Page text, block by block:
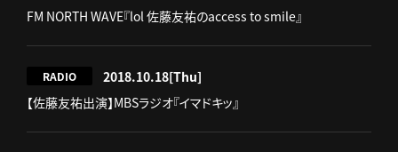
FM NORTH WAVE『lol 佐藤友祐のaccess to smile』
RADIO 2018.10.18[Thu]
【佐藤友祐出演】MBSラジオ『イマドキッ』